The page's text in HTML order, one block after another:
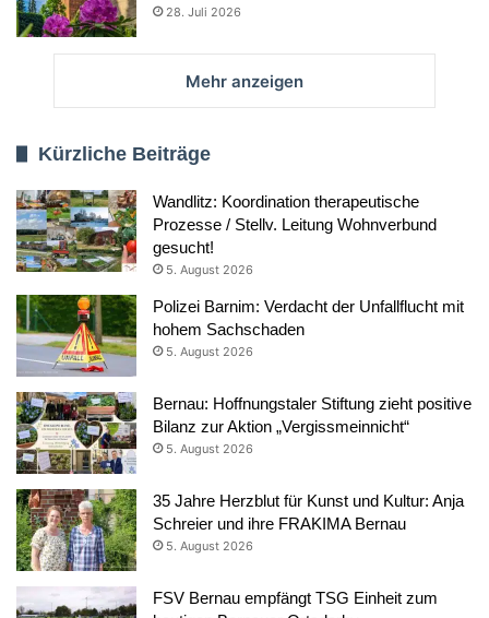
28. Juli 2026
Mehr anzeigen
Kürzliche Beiträge
Wandlitz: Koordination therapeutische
Prozesse / Stellv. Leitung Wohnverbund
gesucht!
5. August 2026
Polizei Barnim: Verdacht der Unfallflucht mit
hohem Sachschaden
5. August 2026
Bernau: Hoffnungstaler Stiftung zieht positive
Bilanz zur Aktion „Vergissmeinnicht“
5. August 2026
35 Jahre Herzblut für Kunst und Kultur: Anja
Schreier und ihre FRAKIMA Bernau
5. August 2026
FSV Bernau empfängt TSG Einheit zum